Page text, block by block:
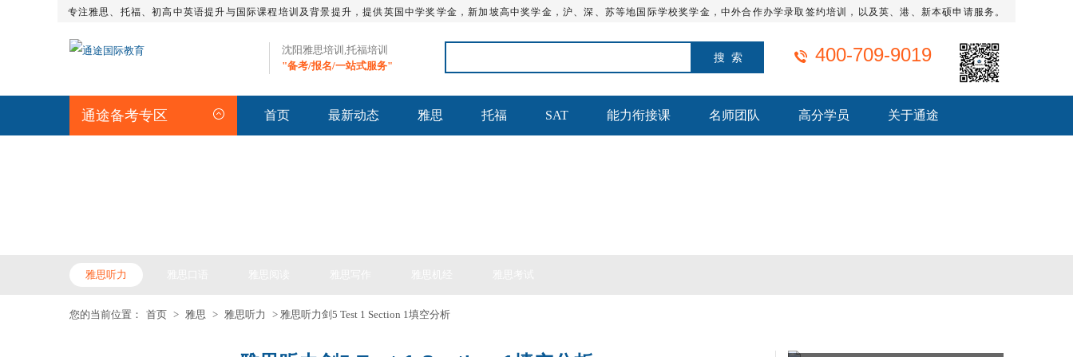
专注雅思、托福、初高中英语提升与国际课程培训及背景提升，提供英国中学奖学金，新加坡高中奖学金，沪、深、苏等地国际学校奖学金，中外合作办学录取签约培训，以及英、港、新本硕申请服务。
沈阳雅思培训,托福培训
"备考/报名/一站式服务"
400-709-9019
通途备考专区 首页 最新动态 雅思 托福 SAT 能力衔接课 名师团队 高分学员 关于通途
雅思听力
您的当前位置： 首页 > 雅思 > 雅思听力 > 雅思听力剑5 Test 1 Section 1填空分析